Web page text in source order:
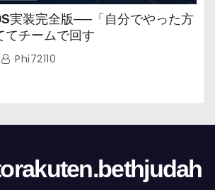
実装完全版──「自分でやった方
てチームで回す
Phi72110